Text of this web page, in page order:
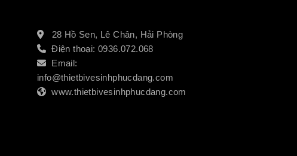
28 Hồ Sen, Lê Chân, Hải Phòng
Điện thoại: 0936.072.068
Email:
info@thietbivesinhphucdang.com
www.thietbivesinhphucdang.com